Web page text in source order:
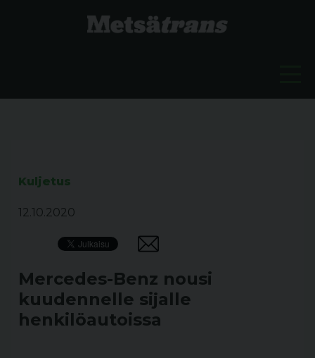
Kuljetus
12.10.2020
Mercedes-Benz nousi
kuudennelle sijalle
henkilöautoissa